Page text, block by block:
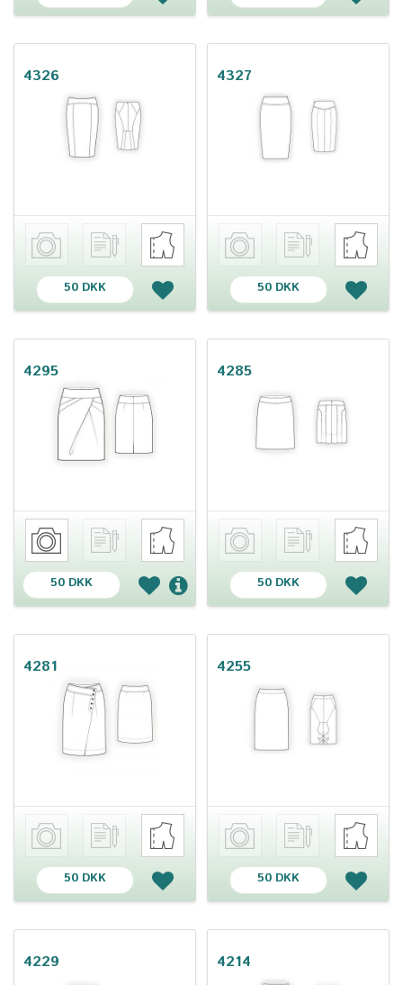
4326
50 DKK
4327
50 DKK
4295
50 DKK
4285
50 DKK
4281
50 DKK
4255
50 DKK
4229 4214